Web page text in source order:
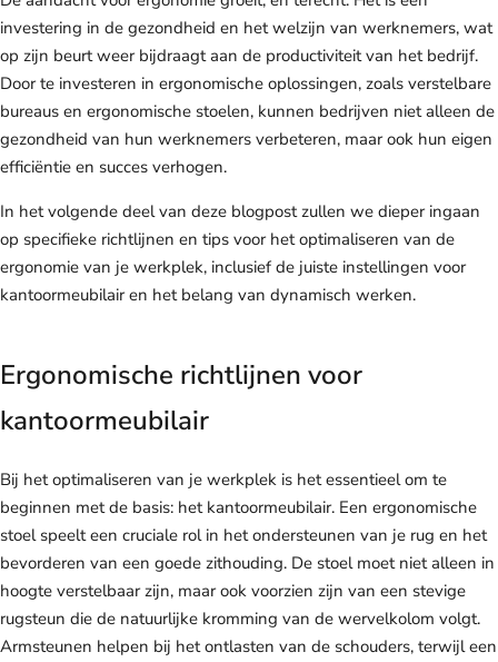
investering in de gezondheid en het welzijn van werknemers, wat
op zijn beurt weer bijdraagt aan de productiviteit van het bedrijf.
Door te investeren in ergonomische oplossingen, zoals verstelbare
bureaus en ergonomische stoelen, kunnen bedrijven niet alleen de
gezondheid van hun werknemers verbeteren, maar ook hun eigen
efficiëntie en succes verhogen.
In het volgende deel van deze blogpost zullen we dieper ingaan
op specifieke richtlijnen en tips voor het optimaliseren van de
ergonomie van je werkplek, inclusief de juiste instellingen voor
kantoormeubilair en het belang van dynamisch werken.
Ergonomische richtlijnen voor
kantoormeubilair
Bij het optimaliseren van je werkplek is het essentieel om te
beginnen met de basis: het kantoormeubilair. Een ergonomische
stoel speelt een cruciale rol in het ondersteunen van je rug en het
bevorderen van een goede zithouding. De stoel moet niet alleen in
hoogte verstelbaar zijn, maar ook voorzien zijn van een stevige
rugsteun die de natuurlijke kromming van de wervelkolom volgt.
Armsteunen helpen bij het ontlasten van de schouders, terwijl een